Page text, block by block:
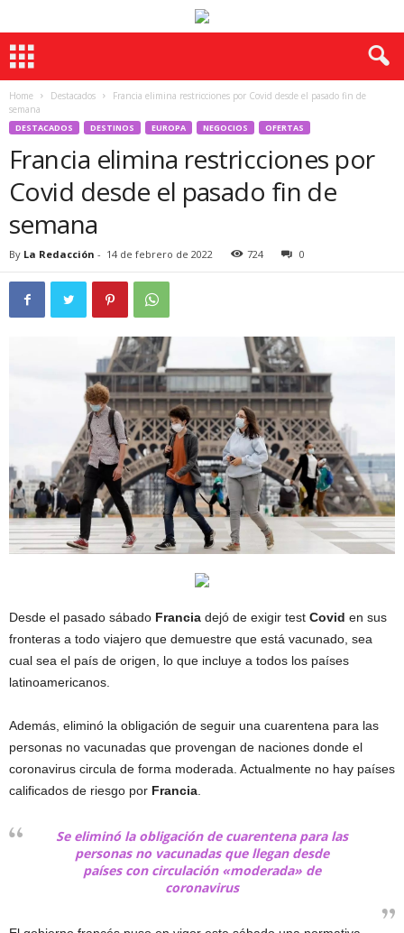
Home Destacados
Francia elimina restricciones por Covid desde el pasado fin de
semana
DESTACADOS DESTINOS EUROPA NEGOCIOS OFERTAS
Francia elimina restricciones por
Covid desde el pasado fin de
semana
By La Redacción - 14 de febrero de 2022 724 0
Desde el pasado sábado Francia dejó de exigir test Covid en sus
fronteras a todo viajero que demuestre que está vacunado, sea
cual sea el país de origen, lo que incluye a todos los países
latinoamericanos.
Además, eliminó la obligación de seguir una cuarentena para las
personas no vacunadas que provengan de naciones donde el
coronavirus circula de forma moderada. Actualmente no hay países
calificados de riesgo por Francia
Se eliminó la obligación de cuarentena para las
personas no vacunadas que llegan desde
países con circulación «moderada» de
coronavirus